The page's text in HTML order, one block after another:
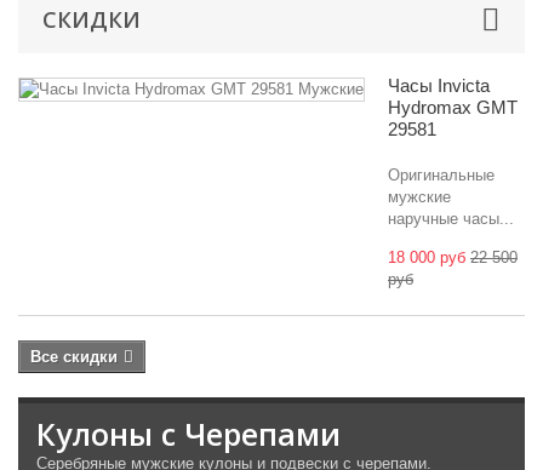
СКИДКИ
Часы Invicta
Hydromax GMT
29581
Оригинальные
мужские
наручные часы...
18 000 руб 22 500
руб
Все скидки
Кулоны с Черепами
Серебряные мужские кулоны и подвески с черепами.